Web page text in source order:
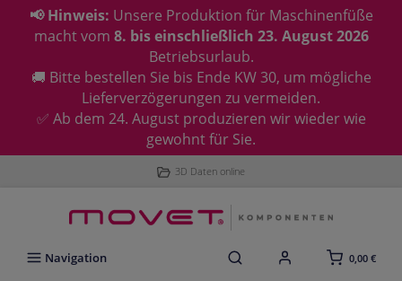
📢 Hinweis: Unsere Produktion für Maschinenfüße
macht vom 8. bis einschließlich 23. August 2026
Betriebsurlaub.
🚚 Bitte bestellen Sie bis Ende KW 30, um mögliche
Lieferverzögerungen zu vermeiden.
✅ Ab dem 24. August produzieren wir wieder wie
gewohnt für Sie.
3D Daten online
Navigation 0,00 €